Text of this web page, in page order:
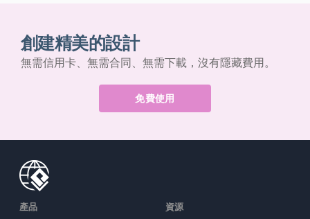
創建精美的設計
無需信用卡、無需合同、無需下載，沒有隱藏費用。
免費使用
產品 資源